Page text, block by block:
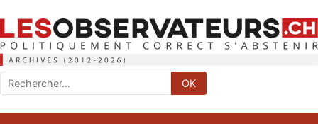
Rechercher
:
OK